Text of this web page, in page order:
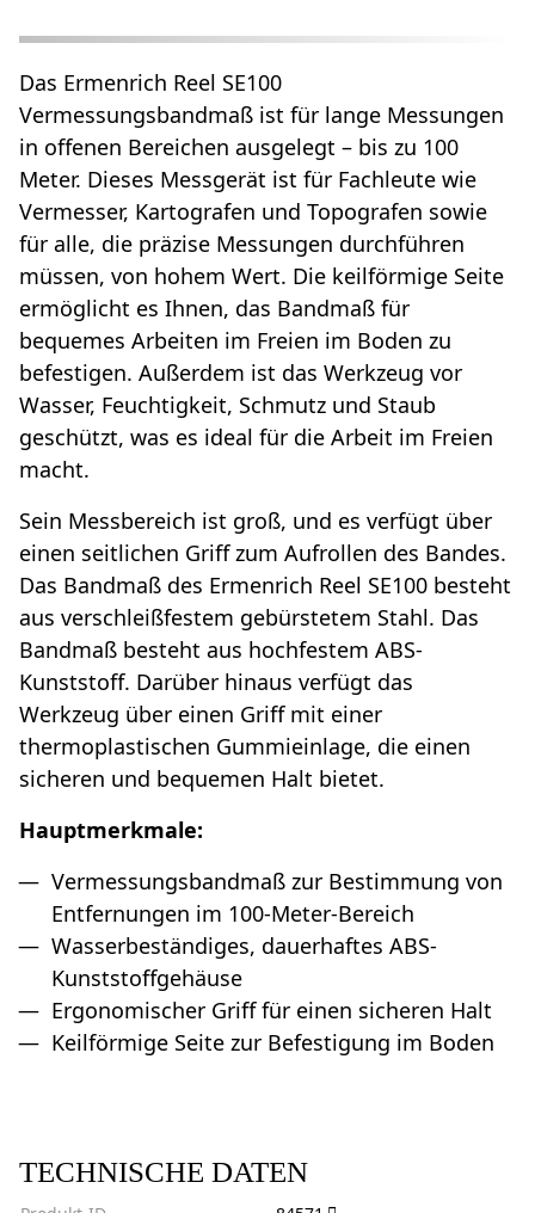
Das Ermenrich Reel SE100
Vermessungsbandmaß ist für lange Messungen
in offenen Bereichen ausgelegt – bis zu 100
Meter. Dieses Messgerät ist für Fachleute wie
Vermesser, Kartografen und Topografen sowie
für alle, die präzise Messungen durchführen
müssen, von hohem Wert. Die keilförmige Seite
ermöglicht es Ihnen, das Bandmaß für
bequemes Arbeiten im Freien im Boden zu
befestigen. Außerdem ist das Werkzeug vor
Wasser, Feuchtigkeit, Schmutz und Staub
geschützt, was es ideal für die Arbeit im Freien
macht.
Sein Messbereich ist groß, und es verfügt über
einen seitlichen Griff zum Aufrollen des Bandes.
Das Bandmaß des Ermenrich Reel SE100 besteht
aus verschleißfestem gebürstetem Stahl. Das
Bandmaß besteht aus hochfestem ABS-
Kunststoff. Darüber hinaus verfügt das
Werkzeug über einen Griff mit einer
thermoplastischen Gummieinlage, die einen
sicheren und bequemen Halt bietet.
Hauptmerkmale:
Vermessungsbandmaß zur Bestimmung von
Entfernungen im 100-Meter-Bereich
Wasserbeständiges, dauerhaftes ABS-
Kunststoffgehäuse
Ergonomischer Griff für einen sicheren Halt
Keilförmige Seite zur Befestigung im Boden
TECHNISCHE DATEN